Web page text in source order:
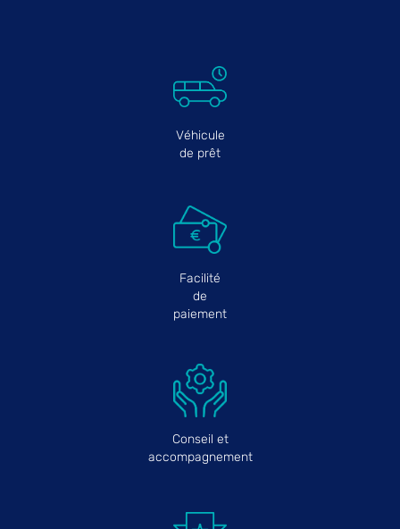
Véhicule
de prêt
Facilité
de
paiement
Conseil et
accompagnement